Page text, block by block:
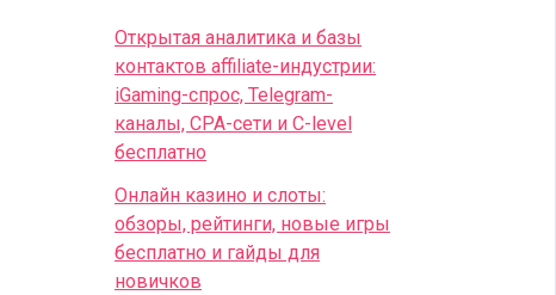
Открытая аналитика и базы
контактов affiliate-индустрии:
iGaming-спрос, Telegram-
каналы, CPA-сети и C-level
бесплатно
Онлайн казино и слоты:
обзоры, рейтинги, новые игры
бесплатно и гайды для
новичков